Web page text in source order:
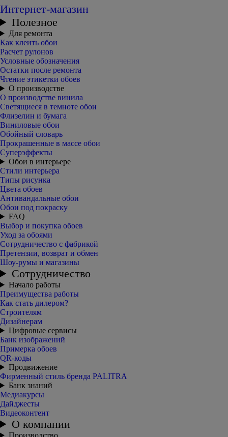
Интернет-магазин
Полезное
Для ремонта
Как клеить обои
Расчет рулонов
Условные обозначения
Остатки после ремонта
Чтение этикетки обоев
О производстве
О производстве винила
Светящиеся в темноте обои
Флизелин и бумага
Виниловые обои
Обойный словарь
Прокрашенные в массе обои
Суперэффекты
Обои в интерьере
Стили интерьера
Типы рисунка
Цвета обоев
Антивандальные обои
Обои под покраску
FAQ
Выбор и покупка обоев
Уход за обоями
Сотрудничество с фабрикой
Претензии, возврат и обмен
Шоу-румы и магазины
Сотрудничество
Начало работы
Преимущества работы
Как стать дилером?
Строителям
Дизайнерам
Цифровые сервисы
Банк изображений
Примерка обоев
QR-коды
Продвижение
Фирменный стиль бренда PALITRA
Банк знаний
Медиакурсы
Дайджесты
Видеоконтент
О компании
Производство